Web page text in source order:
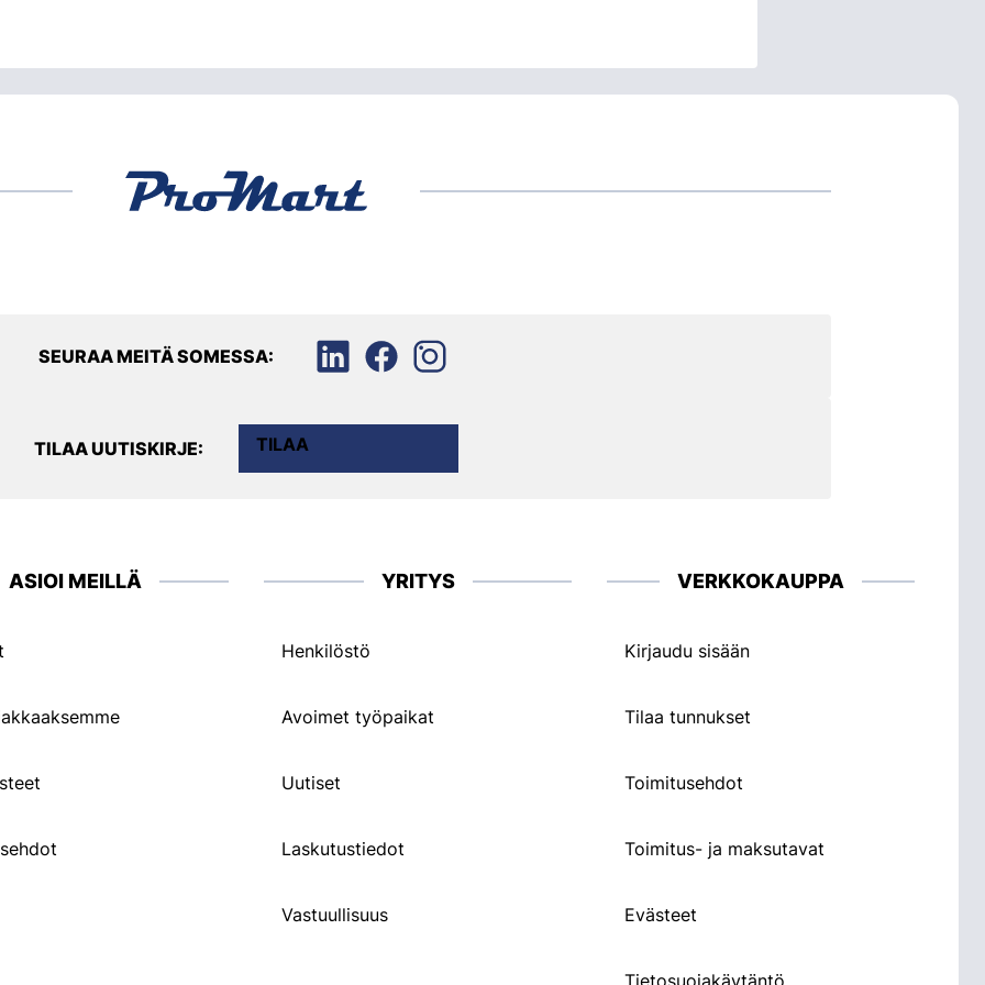
SEURAA MEITÄ SOMESSA:
TILAA UUTISKIRJE: TILAA
ASIOI MEILLÄ YRITYS
Henkilöstö
Avoimet työpaikat
Uutiset
Laskutustiedot
Vastuullisuus
VERKKOKAUPPA
Kirjaudu sisään
Tilaa tunnukset
Toimitusehdot
Toimitus- ja maksutavat
Evästeet
Tietosuojakäytäntö